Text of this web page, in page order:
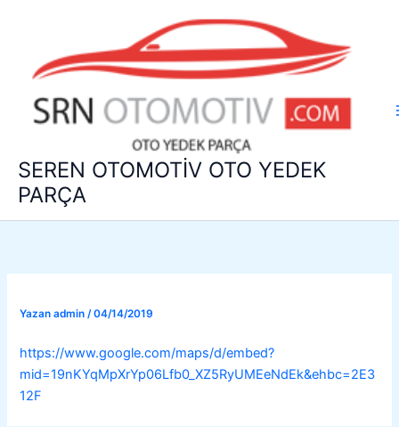
SEREN OTOMOTİV OTO YEDEK
PARÇA
Yazan admin /04/14/2019
https://www.google.com/maps/d/embed?
mid=19nKYqMpXrYp06Lfb0_XZ5RyUMEeNdEk&ehbc=2E3
12F